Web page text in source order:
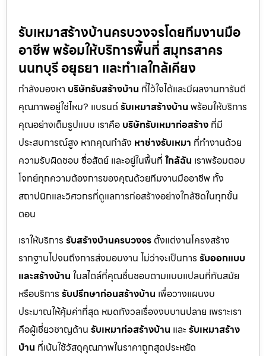
รับเหมาสร้างบ้านครบวงจรโดยทีมงานมือ
อาชีพ พร้อมให้บริการพื้นที่ สมุทรสาคร
นนทบุรี อยุธยา และทำเลใกล้เคียง
กำลังมองหา บริษัทรับสร้างบ้าน ที่ไว้ใจได้และมีผลงานการันตี
คุณภาพอยู่ใช่ไหม? แบรนด์รับเหมาสร้างบ้าน พร้อมให้บริการ
คุณอย่างเต็มรูปแบบ เราคือ บริษัทรับเหมาก่อสร้าง ที่มี
ประสบการณ์สูง หากคุณกำลัง หาช่างรับเหมา ที่ทำงานด้วย
ความรับผิดชอบ ซื่อสัตย์ และอยู่ในพื้นที่ ใกล้ฉัน เราพร้อมตอบ
โจทย์ทุกความต้องการของคุณด้วยทีมงานมืออาชีพ ทั้ง
สถาปนิกและวิศวกรที่ดูแลการก่อสร้างอย่างใกล้ชิดในทุกขั้น
ตอน
เราให้บริการ รับสร้างบ้านครบวงจร ตั้งแต่งานโครงสร้าง
รากฐานไปจนถึงการส่งมอบงาน ไม่ว่าจะเป็นการ รับออกแบบ
และสร้างบ้าน ในสไตล์ที่คุณชื่นชอบตามแบบแปลนที่ทันสมัย
หรือบริการ รับปรึกษาก่อนสร้างบ้าน เพื่อวางแผนงบ
ประมาณให้คุ้มค่าที่สุด หมดกังวลเรื่องงบบานปลาย เพราะเรา
คือผู้เชี่ยวชาญด้าน รับเหมาก่อสร้างบ้าน และ รับเหมาสร้าง
บ้าน ที่เน้นใช้วัสดุคุณภาพในราคาถูกสุดประหยัด